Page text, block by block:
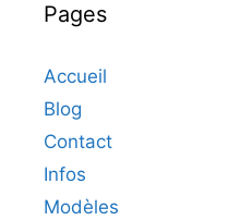
Pages
Accueil
Blog
Contact
Infos
Modèles